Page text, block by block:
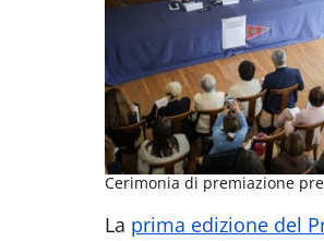
Cerimonia di premiazione
La prima edizione del